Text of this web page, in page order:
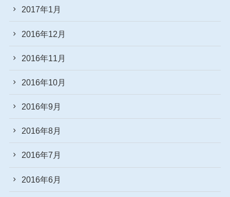
2017年1月
2016年12月
2016年11月
2016年10月
2016年9月
2016年8月
2016年7月
2016年6月